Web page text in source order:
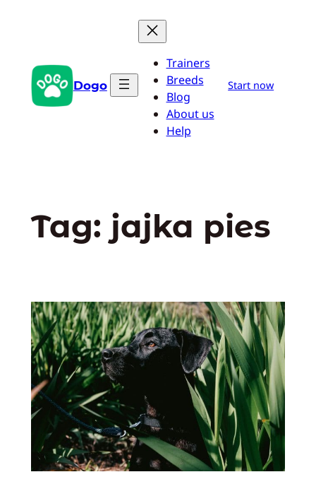
Dogo
Trainers
Breeds
Blog
About us
Help
Start now
Tag: jajka pies